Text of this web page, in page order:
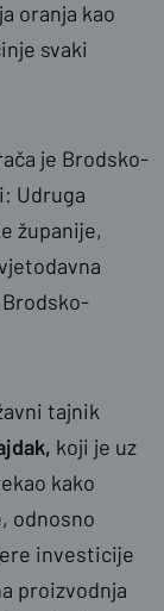
oranja kao
svaki
je Brodsko-
Udruga
županije,
tajnik
koji je uz
kako
odnosno
investicije
proizvodnja